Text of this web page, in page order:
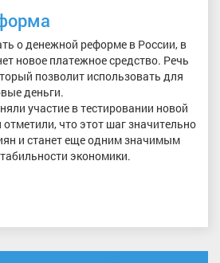
о денежной реформе в России, в
новое платежное средство. Речь
позволит использовать для
деньги.
участие в тестировании новой
что этот шаг значительно
и станет еще одним значимым
экономики.